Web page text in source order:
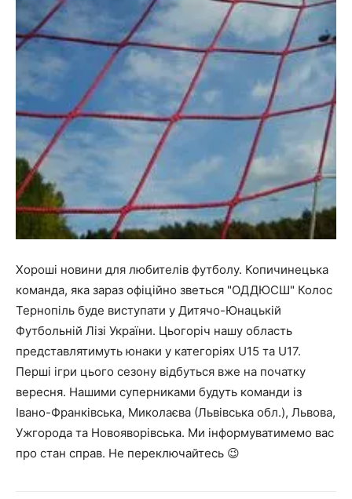
Хороші новини для любителів футболу. Копичинецька
команда, яка зараз офіційно зветься "ОДДЮСШ" Колос
Тернопіль буде виступати у Дитячо-Юнацькій
Футбольній Лізі України. Цьогоріч нашу область
представлятимуть юнаки у категоріях U15 та U17.
Перші ігри цього сезону відбуться вже на початку
вересня. Нашими суперниками будуть команди із
Івано-Франківська, Миколаєва (Львівська обл.), Львова,
Ужгорода та Новояворівська. Ми інформуватимемо вас
про стан справ. Не переключайтесь 😉